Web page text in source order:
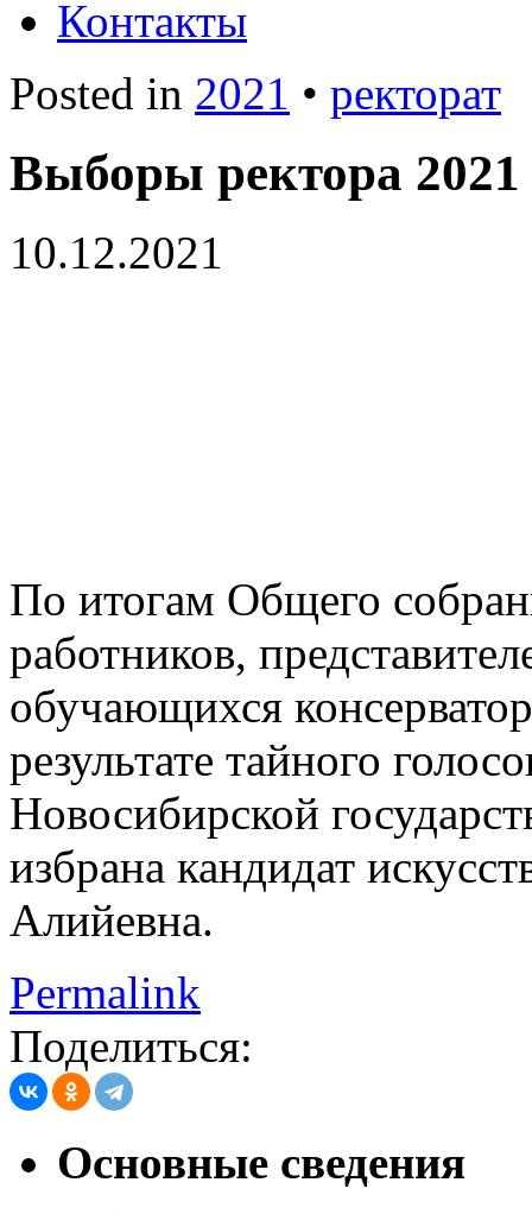
Контакты
Posted in 2021 • ректорат
Выборы ректора 2021
10.12.2021
По итогам Общего
работников,
обучающихся
результате тайного
Новосибирской
избрана кандидат
Алийевна.
Permalink
Поделиться:
Основные сведения